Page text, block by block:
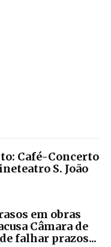
Café-Concerto
S. João
em obras
Câmara de
falhar prazos...